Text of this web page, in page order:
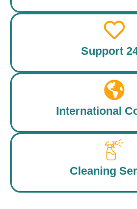
Support
International
Cleaning